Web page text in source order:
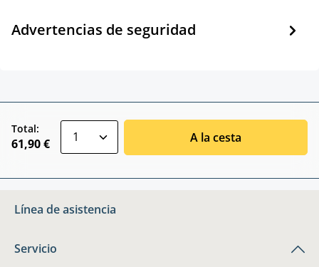
Advertencias de seguridad
Total:
61,90 € A la cesta
Línea de asistencia
Servicio